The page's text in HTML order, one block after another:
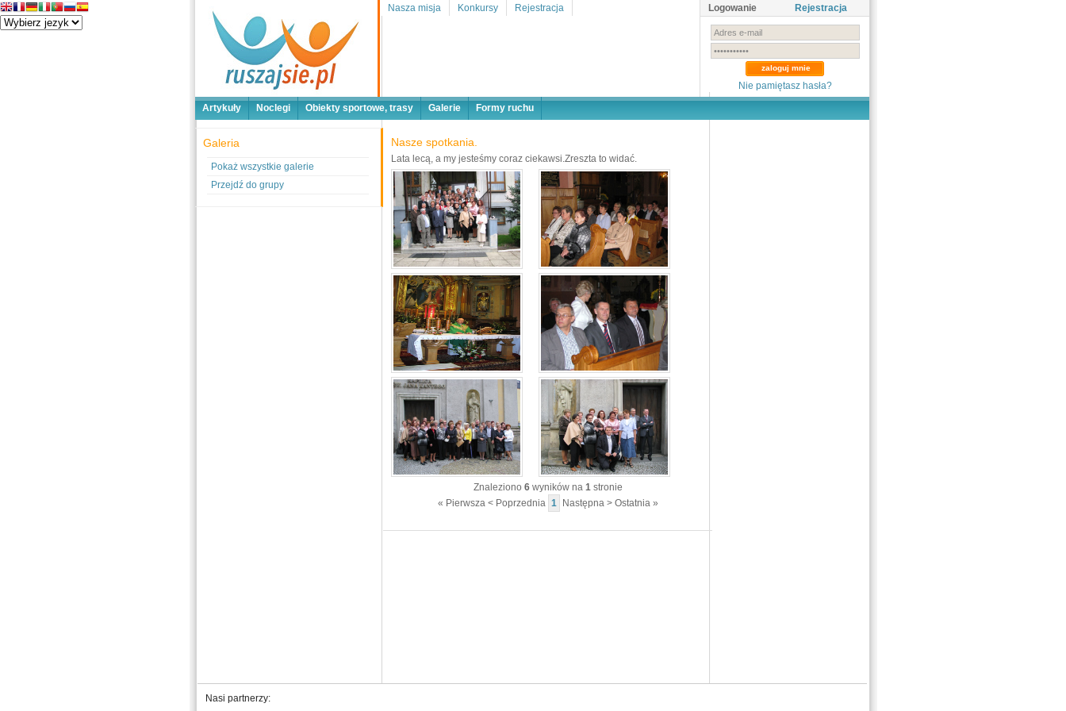
Nasza misja Konkursy Rejestracja Logowanie Rejestracja
Nie pamiętasz hasła?
Artykuły
Noclegi Obiekty sportowe, trasy Galerie Formy ruchu
Galeria
Pokaż wszystkie galerie
Przejdź do grupy
Nasze spotkania.
Lata lecą, a my jesteśmy coraz ciekawsi.Zreszta to widać.
Znaleziono 6wyników na 1stronie
« Pierwsza < Poprzednia 1 Następna > Ostatnia »
Nasi partnerzy: